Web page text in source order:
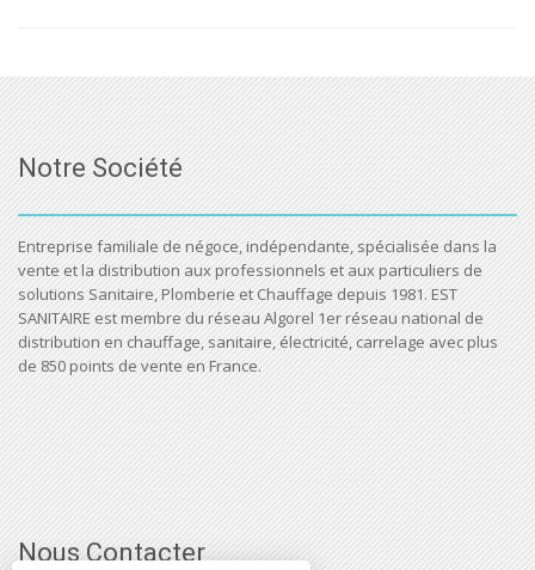
Notre Société
Entreprise familiale de négoce, indépendante, spécialisée dans la
vente et la distribution aux professionnels et aux particuliers de
solutions Sanitaire, Plomberie et Chauffage depuis 1981. EST
SANITAIRE est membre du réseau Algorel 1er réseau national de
distribution en chauffage, sanitaire, électricité, carrelage avec plus
de 850 points de vente en France.
Nous Contacter